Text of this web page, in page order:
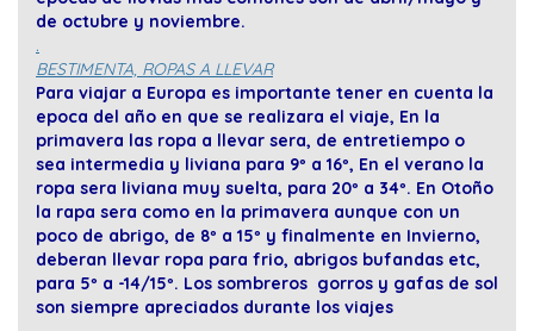
de octubre y noviembre.
.
BESTIMENTA, ROPAS A LLEVAR
Para viajar a Europa es importante tener en cuenta la
epoca del año en que se realizara el viaje, En la
primavera las ropa a llevar sera, de entretiempo o
sea intermedia y liviana para 9º a 16º, En el verano la
ropa sera liviana muy suelta, para 20º a 34º. En Otoño
la rapa sera como en la primavera aunque con un
poco de abrigo, de 8º a 15º y finalmente en Invierno,
deberan llevar ropa para frio, abrigos bufandas etc,
para 5º a -14/15º. Los sombreros gorros y gafas de sol
son siempre apreciados durante los viajes